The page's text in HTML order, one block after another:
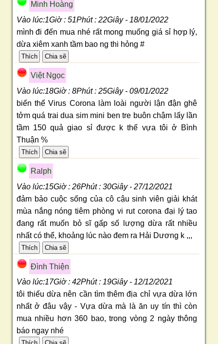
Minh Hoàng
Vào lúc:1Giờ : 51Phút : 22Giây - 18/01/2022
mình đi đến mua nhé rất mong muống giá sỉ hợp lý,
dừa xiêm xanh tầm bao ng thi hỏng #
Việt Ngọc
Vào lúc:18Giờ : 8Phút : 25Giây - 09/01/2022
biến thể Virus Corona làm loài người lận đận ghê
tởm quá trai dua sim mini ben tre buôn chậm lấy lần
tầm 150 quả giao sỉ được k thế vựa tôi ở Bình
Thuận %
Ralph
Vào lúc:15Giờ : 26Phút : 30Giây - 27/12/2021
đảm bảo cuộc sống của cô cậu sinh viên giải khát
mùa nắng nóng tiêm phòng vi rut corona đại lý tao
đang rất muốn bỏ sĩ gấp số lượng dừa rất nhiều
nhất có thể, khoảng lúc nào đem ra Hải Dương k ,,,
Ðình Thiện
Vào lúc:17Giờ : 42Phút : 19Giây - 12/12/2021
tôi thiếu dừa nên cần tìm thêm địa chỉ vựa dừa lớn
nhất ở đâu vậy - Vựa dừa mà là ăn uy tín thì còn
mua nhiều hơn 360 bao, trong vòng 2 ngày thông
báo ngay nhé